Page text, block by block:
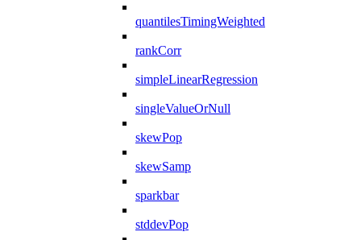
quantilesTimingWeighted
rankCorr
simpleLinearRegression
singleValueOrNull
skewPop
skewSamp
sparkbar
stddevPop